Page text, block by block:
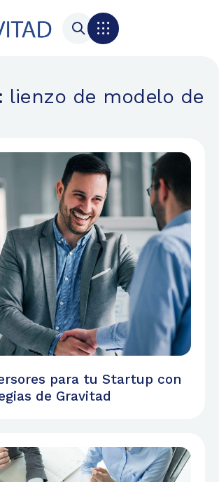
lienzo de modelo de
para tu Startup con
de Gravitad